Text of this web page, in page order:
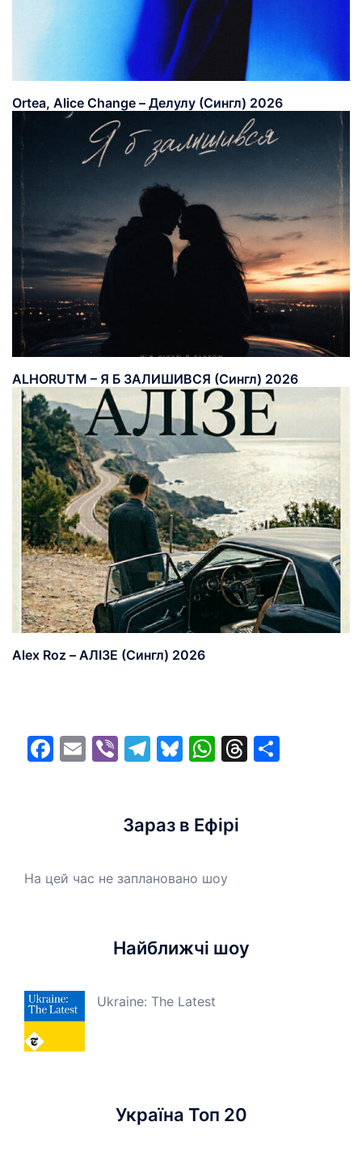
Ortea, Alice Change – Делулу (Сингл) 2026
ALHORUTM – Я Б ЗАЛИШИВСЯ (Сингл) 2026
Alex Roz – АЛІЗЕ (Сингл) 2026
Facebook
EmailViberTelegram
Bluesky
WhatsApp
Threads
Зараз в Ефірі
На цей час не заплановано шоу
Найближчі шоу
Ukraine: The Latest
Україна Топ 20